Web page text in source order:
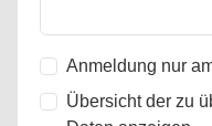
Anmeldung nur
Übersicht der zu